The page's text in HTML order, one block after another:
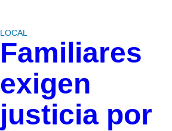
LOCAL
Familiares
exigen
justicia por